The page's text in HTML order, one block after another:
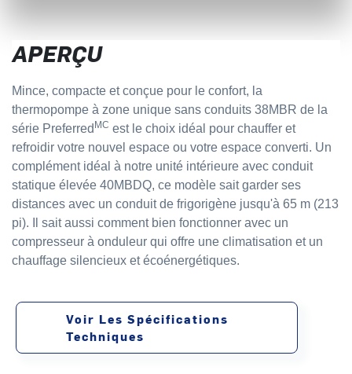
APERÇU
Mince, compacte et conçue pour le confort, la
thermopompe à zone unique sans conduits 38MBR de la
série Preferred MC est le choix idéal pour chauffer et
refroidir votre nouvel espace ou votre espace converti. Un
complément idéal à notre unité intérieure avec conduit
statique élevée 40MBDQ, ce modèle sait garder ses
distances avec un conduit de frigorigène jusqu'à 65 m (213
pi). Il sait aussi comment bien fonctionner avec un
compresseur à onduleur qui offre une climatisation et un
chauffage silencieux et écoénergétiques.
Voir Les Spécifications
Techniques